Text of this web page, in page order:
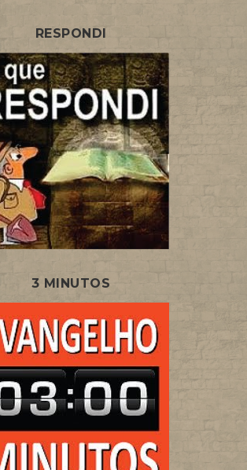
RESPONDI
3 MINUTOS